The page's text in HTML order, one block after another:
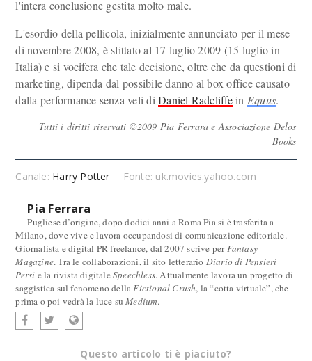
l'intera conclusione gestita molto male.
L'esordio della pellicola, inizialmente annunciato per il mese
di novembre 2008, è slittato al 17 luglio 2009 (15 luglio in
Italia) e si vocifera che tale decisione, oltre che da questioni di
marketing, dipenda dal possibile danno al box office causato
dalla performance senza veli diDaniel Radcliffein Equus.
Tutti i diritti riservati ©2009 Pia Ferrara e Associazione Delos
Books
Canale: Harry Potter Fonte: uk.movies.yahoo.com
Pia Ferrara
Pugliese d’origine, dopo dodici anni a Roma Pia si è trasferita a
Milano, dove vive e lavora occupandosi di comunicazione editoriale.
Giornalista e digital PR freelance, dal 2007 scrive perFantasy
Magazine. Tra le collaborazioni, il sito letterario Diario di Pensieri
Persi e la rivista digitaleSpeechless. Attualmente lavora un progetto di
saggistica sul fenomeno dellaFictional Crush, la “cotta virtuale”, che
prima o poi vedrà la luce suMedium.
Questo articolo ti è piaciuto?